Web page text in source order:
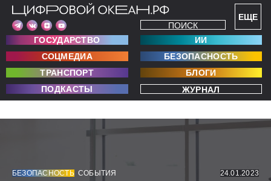
ЕЩЕ
ПОИСК
ГОСУДАРСТВО
ИИ
СОЦМЕДИА
БЕЗОПАСНОСТЬ
ТРАНСПОРТ
БЛОГИ
ПОДКАСТЫ
ЖУРНАЛ
БЕЗОПАСНОСТЬ СОБЫТИЯ 24.01.2023